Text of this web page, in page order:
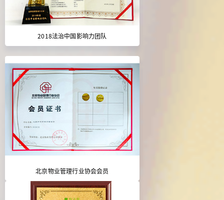
2018法治中国影响力团队
北京物业管理行业协会会员